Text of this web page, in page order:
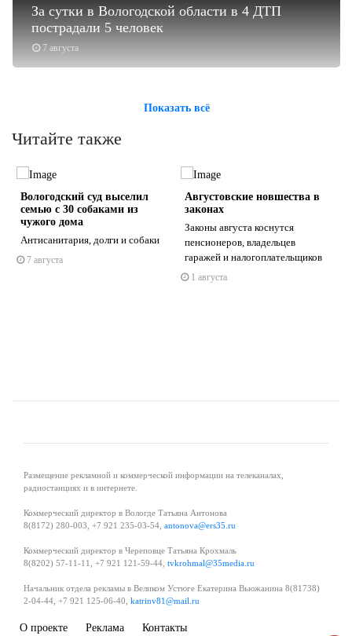
7 августа
За сутки в Вологодской области в 4 ДТП
пострадали 5 человек
Показать всё
Читайте также
Вологодский суд выселил
семью с 30 собаками из
чужого дома
Антисанитария, долги и собаки
7 августа
Августовские новшества в
законах
Законы августа коснутся
пенсионеров, владельцев
гаражей и налогоплательщиков
1 августа
Размещение рекламной и коммерческой информации на телеканалах,
радиостанциях и в интернете.
Коммерческий директор в Вологде Татьяна Антонова
8(8172) 280-003, +7 921 235-03-54, antonova@ers35.ru
Коммерческий директор в Череповце Татьяна Крохмаль
8(8202) 57-11-11, +7 921 121-59-44, tvkrohmal@35media.ru
Начальник отдела рекламы в Великом Устюге Екатерина Вьюжанина 8(81738)
2-04-44, +7 921 125-06-40, katrinv81@mail.ru
О проекте Реклама Контакты